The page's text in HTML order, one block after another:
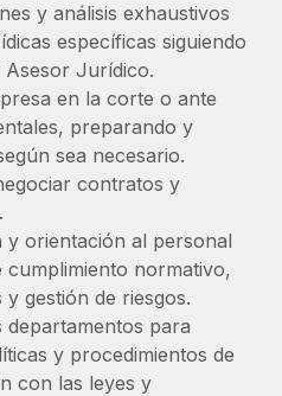
tecnológicos y contrólalos
a la legalidad enseguida.
con facilidad.
de los empleados sin
de Remote:
y Xero y Contractor
siendo ayudar a empresas de
gestionar y...
y análisis exhaustivos
específicas siguiendo
Asesor Jurídico.
en la corte o ante
preparando y
sea necesario.
contratos y
y orientación al personal
cumplimiento normativo,
gestión de riesgos.
para
y procedimientos de
con las leyes y